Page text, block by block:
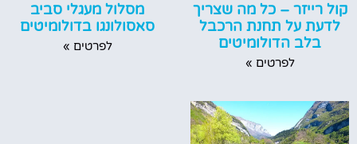
קול רייזר – כל מה שצריך
לדעת על תחנת הרכבל
בלב הדולומיטים
לפרטים »
מסלול מעגלי סביב
סאסולונגו בדולומיטים
לפרטים »